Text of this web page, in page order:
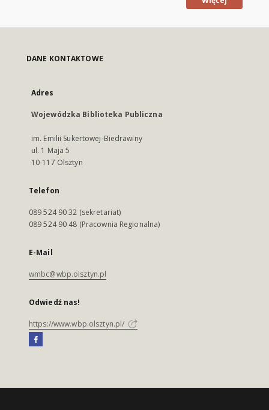
DANE KONTAKTOWE
Adres
Wojewódzka Biblioteka Publiczna
im. Emilii Sukertowej-Biedrawiny
ul. 1 Maja 5
10-117 Olsztyn
Telefon
089 524 90 32 (sekretariat)
089 524 90 48 (Pracownia Regionalna)
E-Mail
wmbc@wbp.olsztyn.pl
Odwiedź nas!
https://www.wbp.olsztyn.pl/